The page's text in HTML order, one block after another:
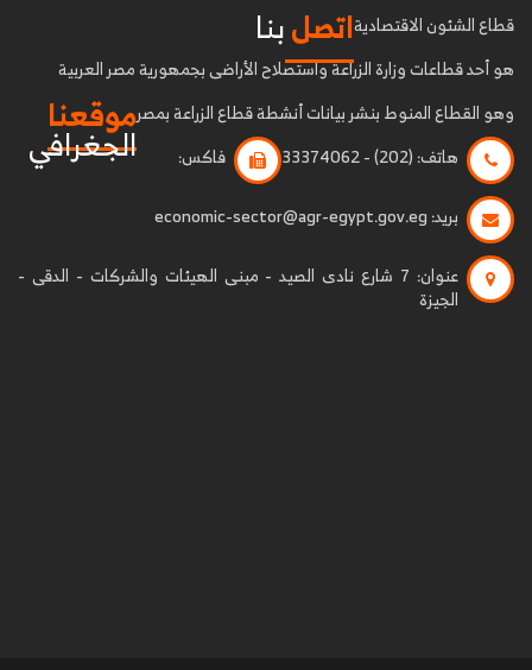
قطاع الشئون الاقتصادية
هو أحد قطاعات وزارة الزراعة واستصلاح الأراضى بجمهورية مصر العربية
وهو القطاع المنوط بنشر بيانات أنشطة قطاع الزراعة بمصر
اتصلبنا
هاتف: (202) - 33374062
فاكس:
بريد:
عنوان:
7 شارع نادى الصيد - مبنى الهيئات والشركات - الدقى -
الجيزة
موقعنا
الجغرافي